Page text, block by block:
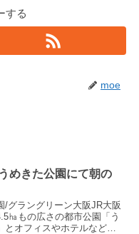
する
moe
めきた公園にて朝の
/グラングリーン大阪JR大阪
㏊もの広さの都市公園「う
とオフィスやホテルなどの